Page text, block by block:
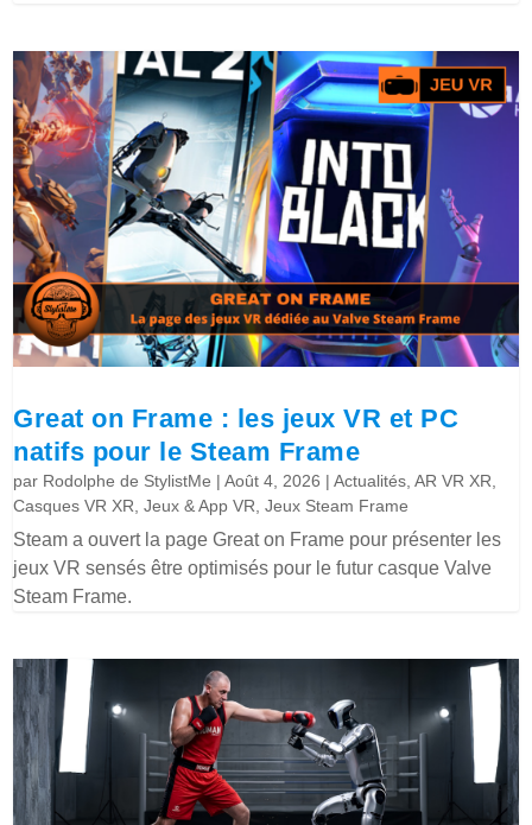
Great on Frame : les jeux VR et PC
natifs pour le Steam Frame
par Rodolphe de StylistMe |Août 4, 2026 |Actualités ,AR VR XR
Casques VR XR ,Jeux & App VR ,Jeux Steam Frame
Steam a ouvert la page Great on Frame pour présenter les
jeux VR sensés être optimisés pour le futur casque Valve
Steam Frame.